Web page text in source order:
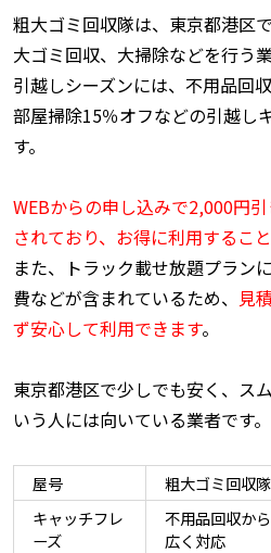
粗大ゴミ回収隊は、東京都港区
大ゴミ回収、大掃除などを行う業
引越しシーズンには、不用品回
部屋掃除15％オフなどの引越し
す。
WEBからの申し込みで2,000円
されており、お得に利用するこ
また、トラック載せ放題プラン
費などが含まれているため、 見
ず安心して利用できます。
東京都港区で少しでも安く、ス
いう人には向いている業者です。
屋号
粗大ゴミ回収隊
キャッチフレ
ーズ
不用品回収か
広く対応